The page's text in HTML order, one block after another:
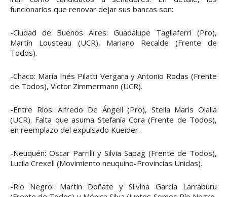
funcionarios que renovar dejar sus bancas son:
-Ciudad de Buenos Aires: Guadalupe Tagliaferri (Pro),
Martín Lousteau (UCR), Mariano Recalde (Frente de
Todos).
-Chaco: María Inés Pilatti Vergara y Antonio Rodas (Frente
de Todos), Víctor Zimmermann (UCR).
-Entre Ríos: Alfredo De Ángeli (Pro), Stella Maris Olalla
(UCR). Falta que asuma Stefanía Cora (Frente de Todos),
en reemplazo del expulsado Kueider.
-Neuquén: Oscar Parrilli y Silvia Sapag (Frente de Todos),
Lucila Crexell (Movimiento neuquino-Provincias Unidas).
-Río Negro: Martín Doñate y Silvina García Larraburu